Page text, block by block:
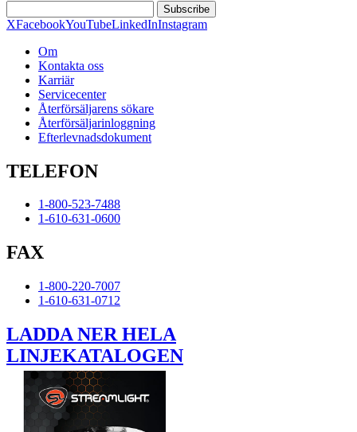
Subscribe
XFacebookYouTubeLinkedInInstagram
Om
Kontakta oss
Karriär
Servicecenter
Återförsäljarens sökare
Återförsäljarinloggning
Efterlevnadsdokument
TELEFON
1-800-523-7488
1-610-631-0600
FAX
1-800-220-7007
1-610-631-0712
LADDA NER HELA
LINJEKATALOGEN